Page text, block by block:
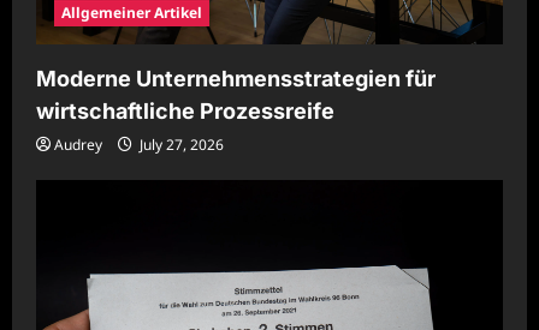
Allgemeiner Artikel
Moderne Unternehmensstrategien für
wirtschaftliche Prozessreife
Audrey July 27, 2026